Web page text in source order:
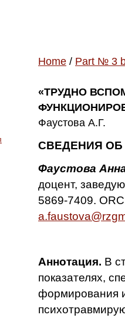
Home / Part № 3
«ТРУДНО
Фаустова А.Г.
СВЕДЕНИЯ ОБ
Фаустова
доцент,
5869-7409.
Аннотация. В
показателях,
формирования